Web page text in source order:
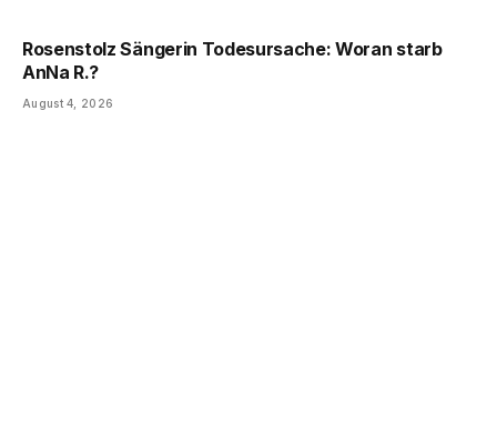
Rosenstolz Sängerin Todesursache: Woran starb
AnNa R.?
August 4, 2026